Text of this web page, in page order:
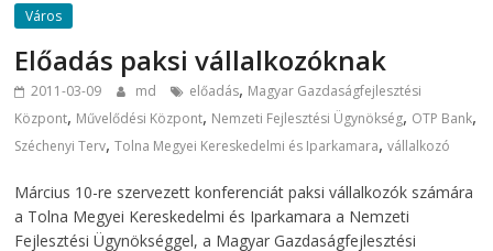
Város
Előadás paksi vállalkozóknak
2011-03-09 md előadás, Magyar Gazdaságfejlesztési
Központ, Művelődési Központ, Nemzeti Fejlesztési Ügynökség, OTP Bank,
Széchenyi Terv,Tolna Megyei Kereskedelmi és Iparkamara,vállalkozó
Március 10-re szervezett konferenciát paksi vállalkozók számára
a Tolna Megyei Kereskedelmi és Iparkamara a Nemzeti
Fejlesztési Ügynökséggel, a Magyar Gazdaságfejlesztési